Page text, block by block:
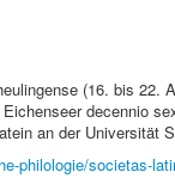
(16. bis 22.
decennio
an der Universität
philologie/societas-